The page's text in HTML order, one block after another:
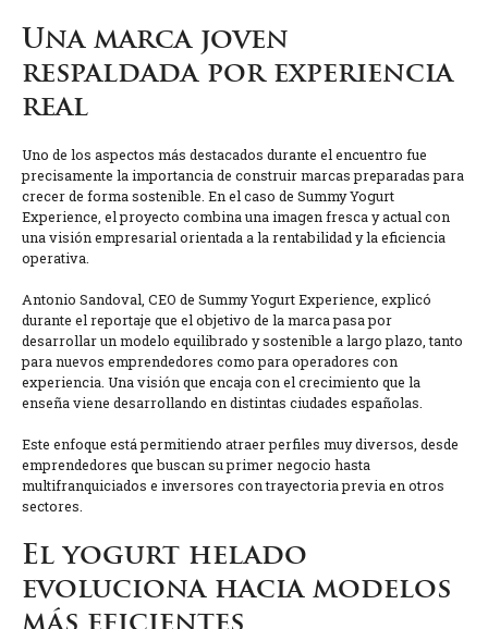
Una marca joven
respaldada por experiencia
real
Uno de los aspectos más destacados durante el encuentro fue
precisamente la importancia de construir marcas preparadas para
crecer de forma sostenible. En el caso de Summy Yogurt
Experience, el proyecto combina una imagen fresca y actual con
una visión empresarial orientada a la rentabilidad y la eficiencia
operativa.
Antonio Sandoval, CEO de Summy Yogurt Experience, explicó
durante el reportaje que el objetivo de la marca pasa por
desarrollar un modelo equilibrado y sostenible a largo plazo, tanto
para nuevos emprendedores como para operadores con
experiencia. Una visión que encaja con el crecimiento que la
enseña viene desarrollando en distintas ciudades españolas.
Este enfoque está permitiendo atraer perfiles muy diversos, desde
emprendedores que buscan su primer negocio hasta
multifranquiciados e inversores con trayectoria previa en otros
sectores.
El yogurt helado
evoluciona hacia modelos